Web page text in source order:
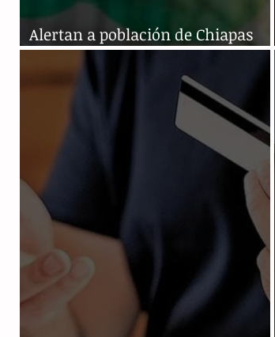
Alertan a población de Chiapas
por suplantación a financiera